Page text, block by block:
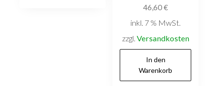
46,60€
inkl. 7 % MwSt.
zzgl. Versandkosten
In den
Warenkorb